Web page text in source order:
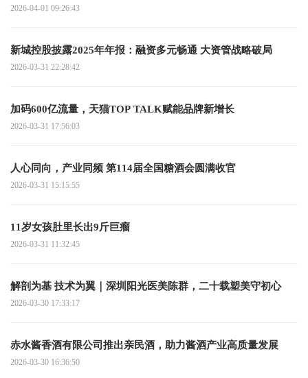
2026-04-01 09:26:43
新城控股披露2025年年报：融资多元畅通 大资管战略破局
2026-03-31 22:28:42
加码600亿流量，天猫TOP TALK赋能品牌新增长
2026-03-31 17:56:03
人心同向，产业同频 第114届全国糖酒会圆满收官
2026-03-31 15:15:55
11岁女孩肚里长出9斤巨瘤
2026-03-31 11:32:45
解剖为基 技术为翼｜深圳阳光医美陈群，二十载塑美守初心
2026-03-30 17:33:17
赤水酱香酒有限公司推出亲民酒，助力酱酒产业高质量发展
2026-03-30 16:36:50